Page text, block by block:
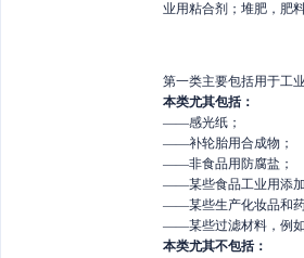
业用粘合剂；堆肥，肥
第一类主要包括用于工
本类尤其包括：
——感光纸；
——补轮胎用合成物；
——非食品用防腐盐；
——某些食品工业用添
——某些生产化妆品和
——某些过滤材料，例
本类尤其不包括：